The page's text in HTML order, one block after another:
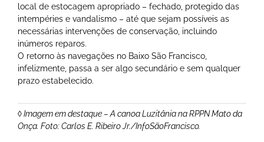
local de estocagem apropriado – fechado, protegido das
intempéries e vandalismo – até que sejam possíveis as
necessárias intervenções de conservação, incluindo
inúmeros reparos.
O retorno às navegações no Baixo São Francisco,
infelizmente, passa a ser algo secundário e sem qualquer
prazo estabelecido.
◊ Imagem em destaque – A canoa Luzitânia na RPPN Mato da
Onça. Foto: Carlos E. Ribeiro Jr./InfoSãoFrancisco.